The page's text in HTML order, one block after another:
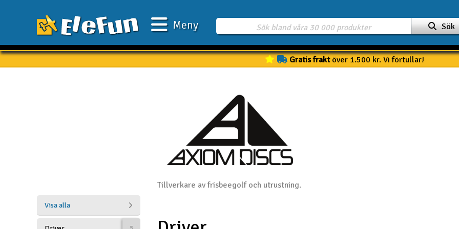
Bilbana
Båtar
Sök
Meny
Gratis fraktöver 1.500 kr. Vi förtullar!
Tillverkare av frisbeegolf och utrustning.
Visa alla